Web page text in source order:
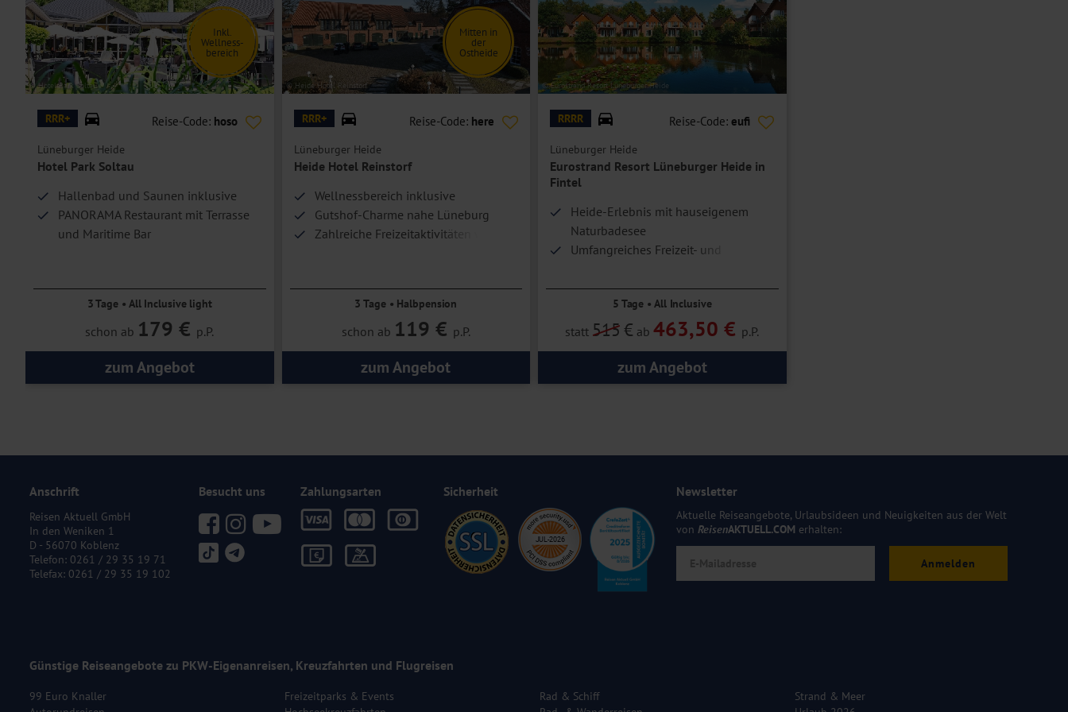
Ihr Doppelzimmerverfügt über ein Doppelbett oder getrennte Betten, Bad oder Dusche/WC, Föhn, Safe, TV, Telefon und eine Minibar.
Doppelzimmer Deluxesind bei gleicher Ausstattung größer und bieten einen trennbaren Wohn- und Schlafbereich.
Einzelzimmerbzw.Einzelzimmer Deluxe sind Doppelzimmer zur Einzelbelegung.
Hoteleinrichtungen und Zimmerausstattung teilweise gegen Gebühr.
© Hotel Park Soltau
Inkl.
Wellness-
bereich
RRR+ Reise-Code: hoso
Lüneburger Heide
Hotel Park Soltau
Hallenbad und Saunen inklusive
PANORAMA Restaurant mit Terrasse
und Maritime Bar
3 Tage • All Inclusive light
schon ab 179 € p.P.
zum Angebot
© Heide Hotel Reinstorf
Mitten in
der
Ostheide
RRR+ Reise-Code: here
Lüneburger Heide
Heide Hotel Reinstorf
Wellnessbereich inklusive
Gutshof-Charme nahe Lüneburg
Zahlreiche Freizeitaktivitäten wie
3 Tage • Halbpension
schon ab 119 € p.P.
zum Angebot
© Eurostrand Resort Lüneburger Heide
RRRR Reise-Code: eufi
Lüneburger Heide
Eurostrand Resort Lüneburger Heide in
Fintel
Heide-Erlebnis mit hauseigenem
Naturbadesee
Umfangreiches Freizeit- und
Rundum sorglos dank All Inclusive
5 Tage • All Inclusive
statt 515€ ab463,50 € p.P.
zum Angebot
Anschrift
Reisen Aktuell GmbH
In den Weniken 1
D - 56070 Koblenz
Telefon: 0261 / 29 35 19 71
Telefax: 0261 / 29 35 19 102
Besucht uns Zahlungsarten Sicherheit Newsletter
Aktuelle Reiseangebote, Urlaubsideen und Neuigkeiten aus der Welt
von ReisenAKTUELL.COM erhalten:
Anmelden
Günstige Reiseangebote zu PKW-Eigenanreisen, Kreuzfahrten und Flugreisen
99 Euro Knaller
Freizeitparks & Events
Rad & Schiff
Strand & Meer